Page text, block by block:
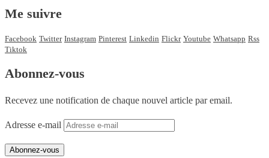
Me suivre
Facebook Twitter Instagram Pinterest Linkedin Flickr Youtube Whatsapp Rss
Tiktok
Abonnez-vous
Recevez une notification de chaque nouvel article par email.
Adresse e-mail
Abonnez-vous